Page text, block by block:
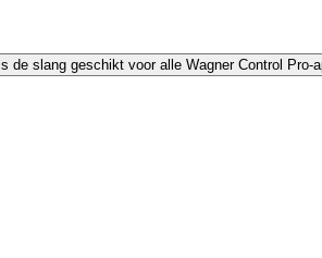
Is de slang geschikt voor alle Wagner Control Pro-